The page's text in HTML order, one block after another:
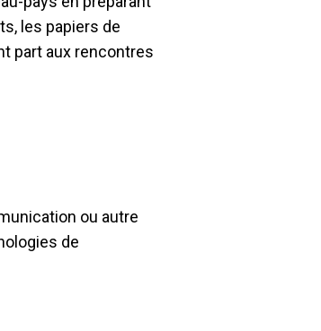
les papiers de
part aux rencontres
ou autre
de